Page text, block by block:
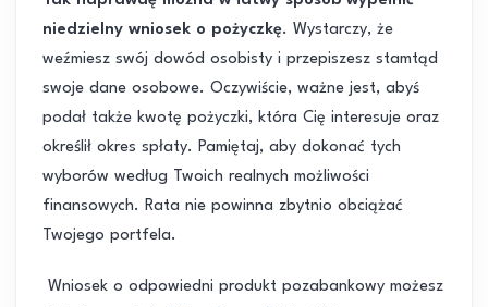
niedzielny wniosek o pożyczkę. Wystarczy, że
weźmiesz swój dowód osobisty i przepiszesz stamtąd
swoje dane osobowe. Oczywiście, ważne jest, abyś
podał także kwotę pożyczki, która Cię interesuje oraz
określił okres spłaty. Pamiętaj, aby dokonać tych
wyborów według Twoich realnych możliwości
finansowych. Rata nie powinna zbytnio obciążać
Twojego portfela.
Wniosek o odpowiedni produkt pozabankowy możesz